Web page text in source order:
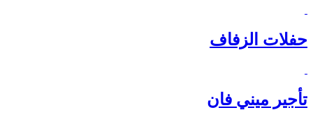
حفلات الزفاف
تأجير ميني فان